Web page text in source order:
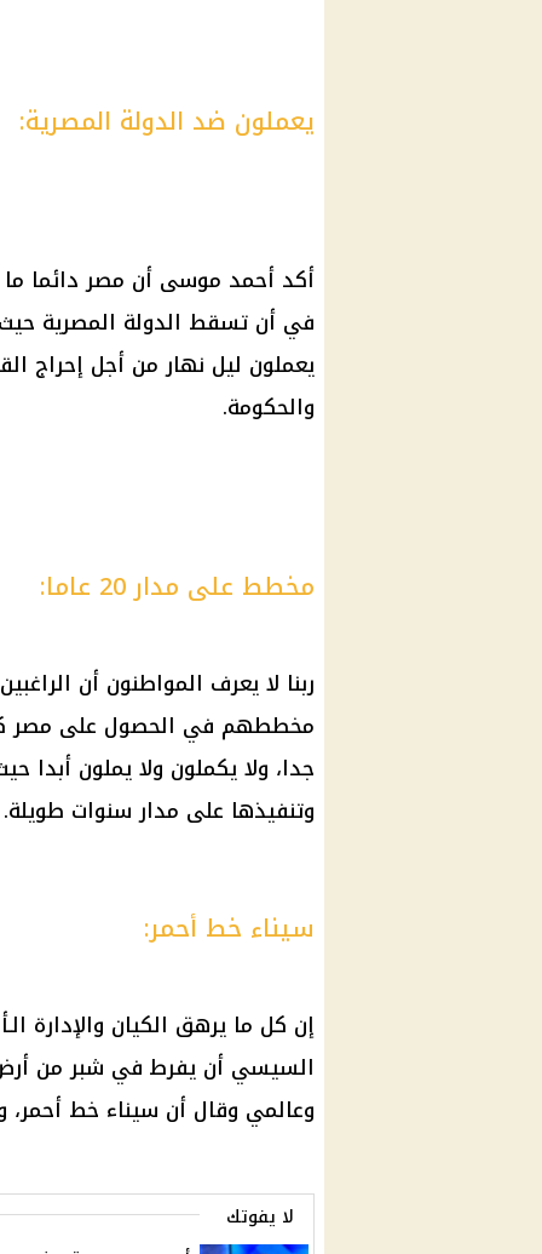
يعملون ضد الدولة المصرية:
أكد أحمد موسى أن مصر دائما ما
في أن تسقط الدولة المصرية حيث
يعملون ليل نهار من أجل إحراج
والحكومة.
مخطط على مدار 20 عاما:
ربنا لا يعرف المواطنون أن
مخططهم في الحصول على مصر
جدا، ولا يكملون ولا يملون
وتنفيذها على مدار سنوات طويلة.
سيناء خط أحمر:
إن كل ما يرهق الكيان والإدارة
السيسي أن يفرط في شبر من
وعالمي وقال أن سيناء خط
لا يفوتك